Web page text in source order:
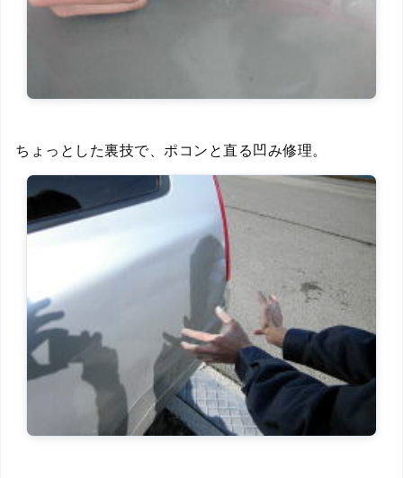
ちょっとした裏技で、ポコンと直る凹み修理。